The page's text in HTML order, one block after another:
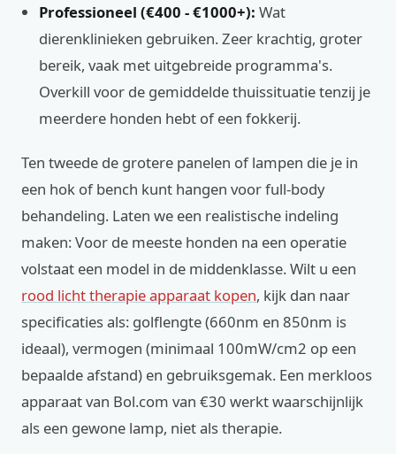
Professioneel (€400 - €1000+): Wat
dierenklinieken gebruiken. Zeer krachtig, groter
bereik, vaak met uitgebreide programma's.
Overkill voor de gemiddelde thuissituatie tenzij je
meerdere honden hebt of een fokkerij.
Ten tweede de grotere panelen of lampen die je in
een hok of bench kunt hangen voor full-body
behandeling. Laten we een realistische indeling
maken: Voor de meeste honden na een operatie
volstaat een model in de middenklasse. Wilt u een
rood licht therapie apparaat kopen, kijk dan naar
specificaties als: golflengte (660nm en 850nm is
ideaal), vermogen (minimaal 100mW/cm2 op een
bepaalde afstand) en gebruiksgemak. Een merkloos
apparaat van Bol.com van €30 werkt waarschijnlijk
als een gewone lamp, niet als therapie.